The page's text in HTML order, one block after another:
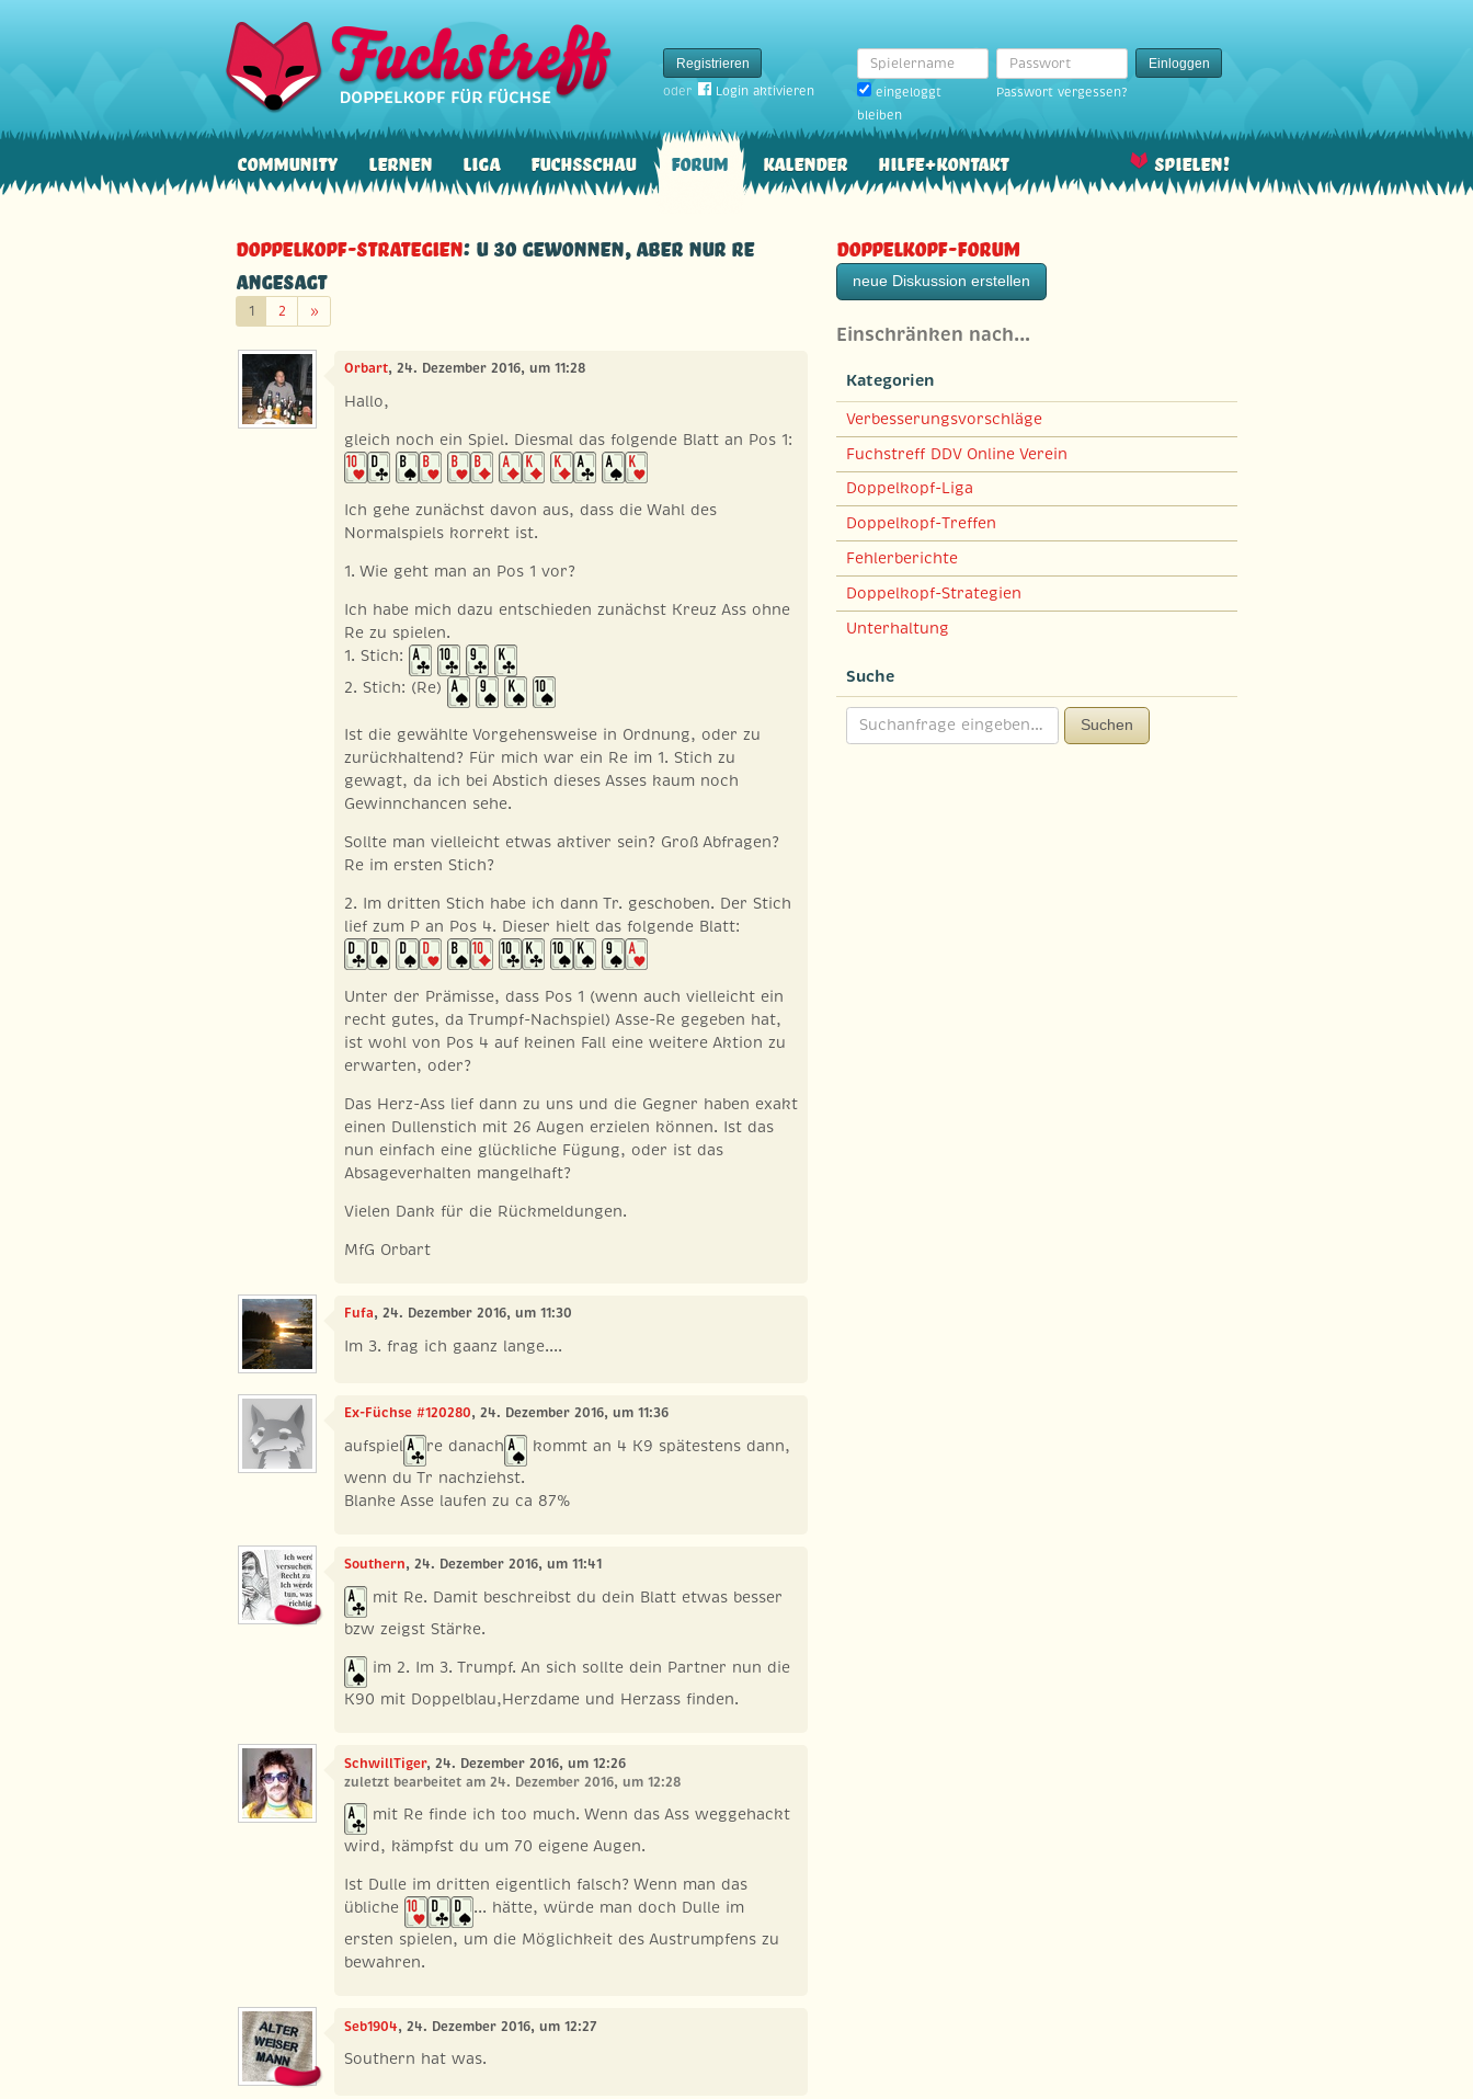
Registrieren
oder
Login aktivieren
Spielername
eingeloggt
bleiben
Passwort
Einloggen
Passwort vergessen?
Community Lernen Liga Fuchsschau Forum Kalender Hilfe+Kontakt Spielen!
Doppelkopf-Strategien: U 30 gewonnen, aber nur Re
angesagt
1 2 »Weiter
Orbart, 24. Dezember 2016, um 11:28
Hallo,
gleich noch ein Spiel. Diesmal das folgende Blatt an Pos 1:
Ich gehe zunächst davon aus, dass die Wahl des
Normalspiels korrekt ist.
1. Wie geht man an Pos 1 vor?
Ich habe mich dazu entschieden zunächst Kreuz Ass ohne
Re zu spielen.
1. Stich:
2. Stich: (Re)
Ist die gewählte Vorgehensweise in Ordnung, oder zu
zurückhaltend? Für mich war ein Re im 1. Stich zu
gewagt, da ich bei Abstich dieses Asses kaum noch
Gewinnchancen sehe.
Sollte man vielleicht etwas aktiver sein? Groß Abfragen?
Re im ersten Stich?
2. Im dritten Stich habe ich dann Tr. geschoben. Der Stich
lief zum P an Pos 4. Dieser hielt das folgende Blatt:
Unter der Prämisse, dass Pos 1 (wenn auch vielleicht ein
recht gutes, da Trumpf-Nachspiel) Asse-Re gegeben hat,
ist wohl von Pos 4 auf keinen Fall eine weitere Aktion zu
erwarten, oder?
Das Herz-Ass lief dann zu uns und die Gegner haben exakt
einen Dullenstich mit 26 Augen erzielen können. Ist das
nun einfach eine glückliche Fügung, oder ist das
Absageverhalten mangelhaft?
Vielen Dank für die Rückmeldungen.
MfG Orbart
Fufa, 24. Dezember 2016, um 11:30
Im 3. frag ich gaanz lange....
Ex-Füchse #120280, 24. Dezember 2016, um 11:36
aufspiel re danach
kommt an 4 K9 spätestens dann,
wenn du Tr nachziehst.
Blanke Asse laufen zu ca 87%
Southern, 24. Dezember 2016, um 11:41
mit Re. Damit beschreibst du dein Blatt etwas besser
bzw zeigst Stärke.
im 2. Im 3. Trumpf. An sich sollte dein Partner nun die
K90 mit Doppelblau,Herzdame und Herzass finden.
SchwillTiger, 24. Dezember 2016, um 12:26
zuletzt bearbeitet am 24. Dezember 2016, um 12:28
mit Re finde ich too much. Wenn das Ass weggehackt
wird, kämpfst du um 70 eigene Augen.
Ist Dulle im dritten eigentlich falsch? Wenn man das
übliche
... hätte, würde man doch Dulle im
ersten spielen, um die Möglichkeit des Austrumpfens zu
bewahren.
Seb1904, 24. Dezember 2016, um 12:27
Southern hat was.
Doppelkopf-Forum
neue Diskussion erstellen
Einschränken nach…
Kategorien
Verbesserungsvorschläge
Fuchstreff DDV Online Verein
Doppelkopf-Liga
Doppelkopf-Treffen
Fehlerberichte
Doppelkopf-Strategien
Unterhaltung
Suche
Suchen